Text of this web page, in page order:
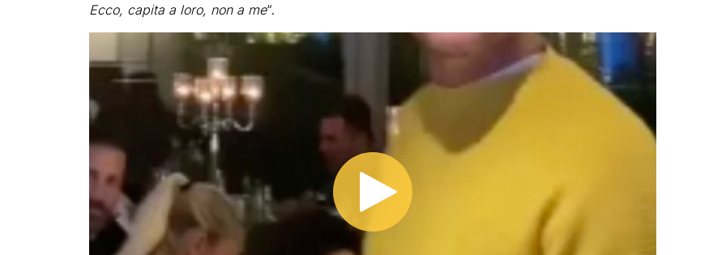
Ec­co, capita a loro, non a me“.